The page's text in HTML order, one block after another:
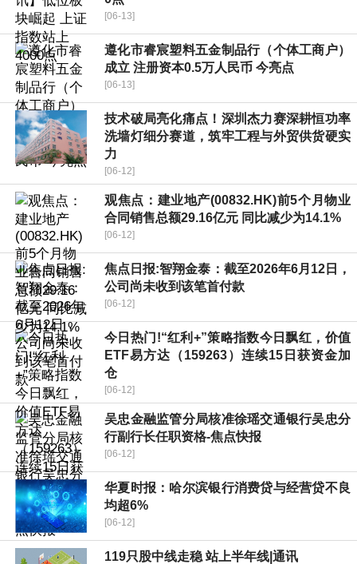
[06-13]
遵化市睿宸塑料五金制品行（个体工商户）
成立 注册资本0.5万人民币 今亮点
[06-13]
技术破局亮化痛点！深圳杰力赛深耕恒功率
洗墙灯细分赛道，筑牢工程与外贸供货硬实
力
[06-12]
观焦点：建业地产(00832.HK)前5个月物业
合同销售总额29.16亿元 同比减少为14.1%
[06-12]
焦点日报:智翔金泰：截至2026年6月12日，
公司尚未收到该笔首付款
[06-12]
今日热门!“红利+”策略指数今日飘红，价值
ETF易方达（159263）连续15日获资金加
仓
[06-12]
吴忠金融监管分局核准徐瑶交通银行吴忠分
行副行长任职资格-焦点快报
[06-12]
华夏时报：哈尔滨银行消费贷与经营贷不良
均超6%
[06-12]
119只股中线走稳 站上半年线|通讯